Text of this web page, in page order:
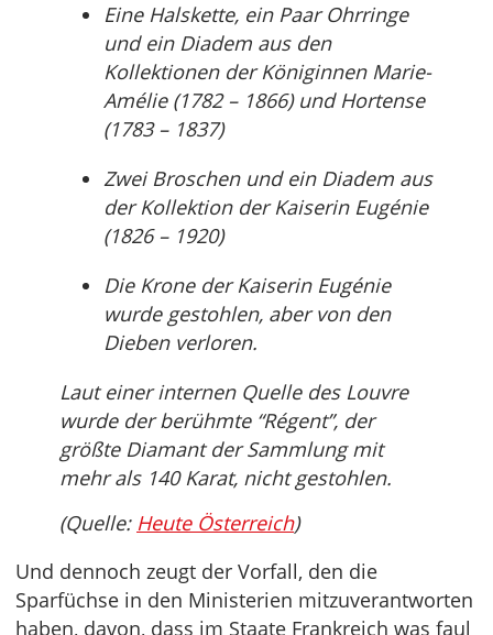
Eine Halskette, ein Paar Ohrringe
und ein Diadem aus den
Kollektionen der Königinnen Marie-
Amélie (1782 – 1866) und Hortense
(1783 – 1837)
Zwei Broschen und ein Diadem aus
der Kollektion der Kaiserin Eugénie
(1826 – 1920)
Die Krone der Kaiserin Eugénie
wurde gestohlen, aber von den
Dieben verloren.
Laut einer internen Quelle des Louvre
wurde der berühmte “Régent”, der
größte Diamant der Sammlung mit
mehr als 140 Karat, nicht gestohlen.
(Quelle: Heute Österreich)
Und dennoch zeugt der Vorfall, den die
Sparfüchse in den Ministerien mitzuverantworten
haben, davon, dass im Staate Frankreich was faul